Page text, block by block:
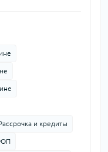
и кредиты